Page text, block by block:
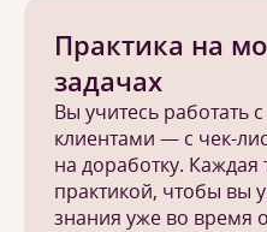
Практика на
задачах
Вы учитесь работать
клиентами — с чек-
на доработку. Каждая
практикой, чтобы вы
знания уже во время